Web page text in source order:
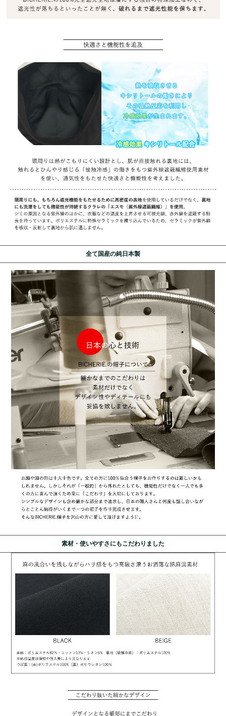
全て国産の純日本製
素材・使いやすさにもこだわりました